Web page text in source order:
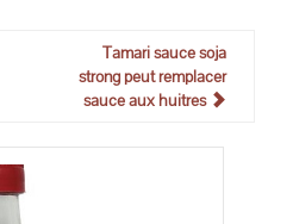
Tamari sauce soja
strong peut remplacer
sauce aux huitres